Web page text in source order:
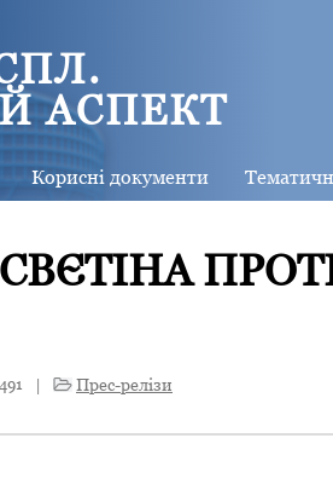
АСПЕКТ
Корисні документи
| Прес-релізи